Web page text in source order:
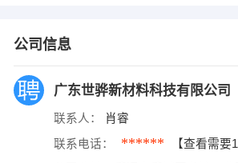
公司信息
广东世骅新材料科技有限公司
联系人： 肖睿
联系电话： ****** 【查看需要